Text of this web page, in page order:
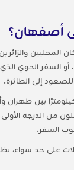
أصفهان؟
المحليين
السفر الجوي
إلى الطائرة.
من الدرجة
السفر.
على حد سواء،